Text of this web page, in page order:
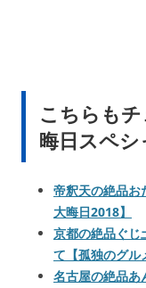
こちらも
晦日スペシ
帝釈天の絶品お
大晦日2018】
京都の絶品ぐじ
て【孤独のグル
名古屋の絶品あ